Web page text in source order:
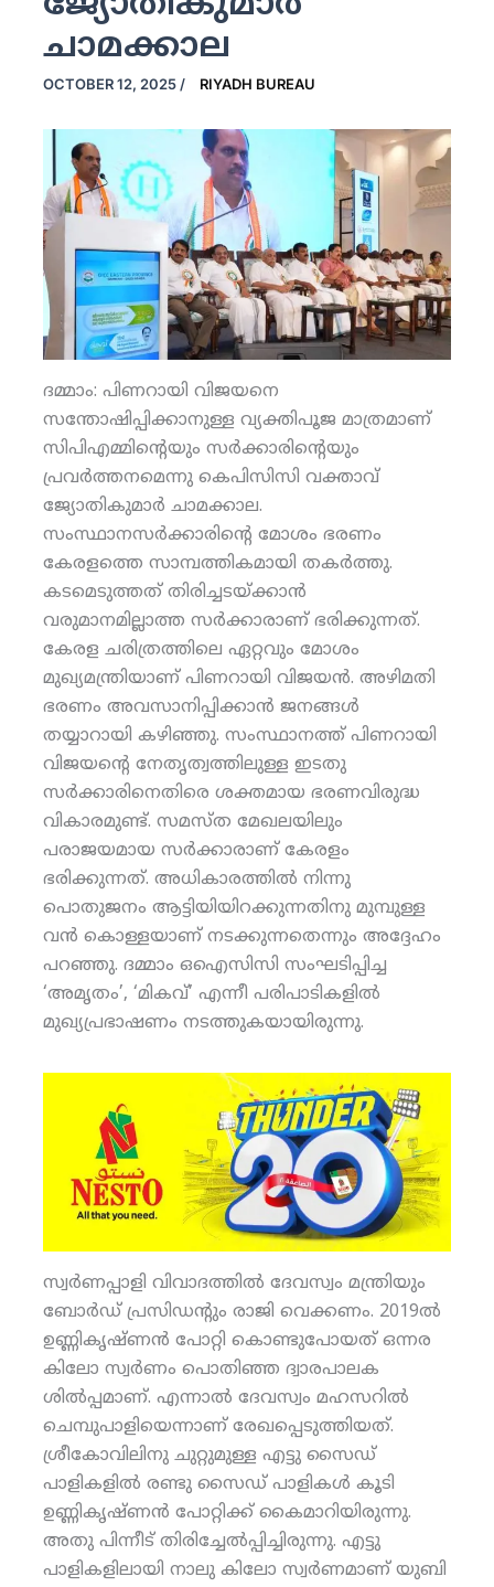
ചാമക്കാല
OCTOBER 12, 2025 / RIYADH BUREAU
ദമ്മാം: പിണറായി വിജയനെ
സന്തോഷിപ്പിക്കാനുള്ള വ്യക്തിപൂജ മാത്രമാണ്
സിപിഎമ്മിന്റെയും സര്‍ക്കാരിന്റെയും
പ്രവര്‍ത്തനമെന്നു കെപിസിസി വക്താവ്
ജ്യോതികുമാര്‍ ചാമക്കാല.
സംസ്ഥാനസര്‍ക്കാരിന്റെ മോശം ഭരണം
കേരളത്തെ സാമ്പത്തികമായി തകര്‍ത്തു.
കടമെടുത്തത് തിരിച്ചടയ്ക്കാന്‍
വരുമാനമില്ലാത്ത സര്‍ക്കാരാണ് ഭരിക്കുന്നത്.
കേരള ചരിത്രത്തിലെ ഏറ്റവും മോശം
മുഖ്യമന്ത്രിയാണ് പിണറായി വിജയന്‍. അഴിമതി
ഭരണം അവസാനിപ്പിക്കാന്‍ ജനങ്ങള്‍
തയ്യാറായി കഴിഞ്ഞു. സംസ്ഥാനത്ത് പിണറായി
വിജയന്റെ നേതൃത്വത്തിലുള്ള ഇടതു
സര്‍ക്കാരിനെതിരെ ശക്തമായ ഭരണവിരുദ്ധ
വികാരമുണ്ട്. സമസ്ത മേഖലയിലും
പരാജയമായ സര്‍ക്കാരാണ് കേരളം
ഭരിക്കുന്നത്. അധികാരത്തില്‍ നിന്നു
പൊതുജനം ആട്ടിയിയിറക്കുന്നതിനു മുമ്പുള്ള
വന്‍ കൊള്ളയാണ് നടക്കുന്നതെന്നും അദ്ദേഹം
പറഞ്ഞു. ദമ്മാം ഒഐസിസി സംഘടിപ്പിച്ച
‘അമൃതം’, ‘മികവ്’ എന്നീ പരിപാടികളില്‍
മുഖ്യപ്രഭാഷണം നടത്തുകയായിരുന്നു.
സ്വര്‍ണപ്പാളി വിവാദത്തില്‍ ദേവസ്വം മന്ത്രിയും
ബോര്‍ഡ് പ്രസിഡന്റും രാജി വെക്കണം. 2019ല്‍
ഉണ്ണികൃഷ്ണന്‍ പോറ്റി കൊണ്ടുപോയത് ഒന്നര
കിലോ സ്വര്‍ണം പൊതിഞ്ഞ ദ്വാരപാലക
ശില്‍പ്പമാണ്. എന്നാല്‍ ദേവസ്വം മഹസറില്‍
ചെമ്പുപാളിയെന്നാണ് രേഖപ്പെടുത്തിയത്.
ശ്രീകോവിലിനു ചുറ്റുമുള്ള എട്ടു സൈഡ്
പാളികളില്‍ രണ്ടു സൈഡ് പാളികള്‍ കൂടി
ഉണ്ണികൃഷ്ണന്‍ പോറ്റിക്ക് കൈമാറിയിരുന്നു.
അതു പിന്നീട് തിരിച്ചേല്‍പ്പിച്ചിരുന്നു. എട്ടു
പാളികളിലായി നാലു കിലോ സ്വര്‍ണമാണ് യുബി